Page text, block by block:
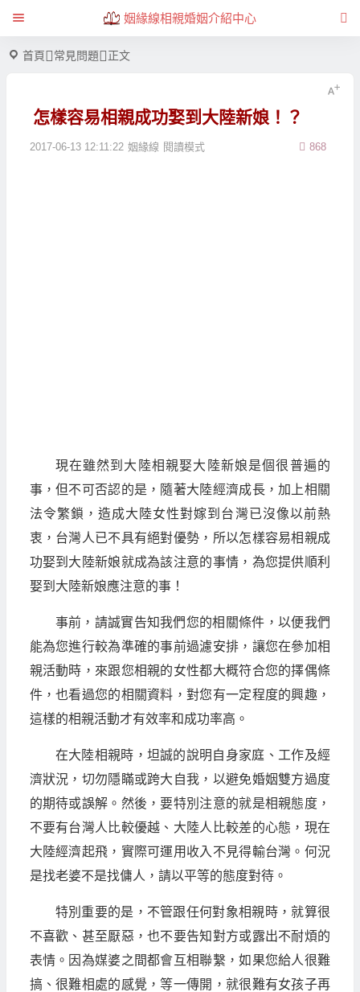
姻緣線相親婚姻介紹中心
首頁 常見問題 正文
怎樣容易相親成功娶到大陸新娘！？
2017-06-13 12:11:22 姻緣線 868
閱讀模式
現在雖然到大陸相親娶大陸新娘是個很普遍的
事，但不可否認的是，隨著大陸經濟成長，加上相關
法令繁鎖，造成大陸女性對嫁到台灣已沒像以前熱
衷，台灣人已不具有絕對優勢，所以怎樣容易相親成
功娶到大陸新娘就成為該注意的事情，為您提供順利
娶到大陸新娘應注意的事！
事前，請誠實告知我們您的相關條件，以便我們
能為您進行較為準確的事前過濾安排，讓您在參加相
親活動時，來跟您相親的女性都大概符合您的擇偶條
件，也看過您的相關資料，對您有一定程度的興趣，
這樣的相親活動才有效率和成功率高。
在大陸相親時，坦誠的說明自身家庭、工作及經
濟狀況，切勿隱瞞或跨大自我，以避免婚姻雙方過度
的期待或誤解。然後，要特別注意的就是相親態度，
不要有台灣人比較優越、大陸人比較差的心態，現在
大陸經濟起飛，實際可運用收入不見得輸台灣。何況
是找老婆不是找傭人，請以平等的態度對待。
特別重要的是，不管跟任何對象相親時，就算很
不喜歡、甚至厭惡，也不要告知對方或露出不耐煩的
表情。因為媒婆之間都會互相聯繫，如果您給人很難
搞、很難相處的感覺，等一傳開，就很難有女孩子再